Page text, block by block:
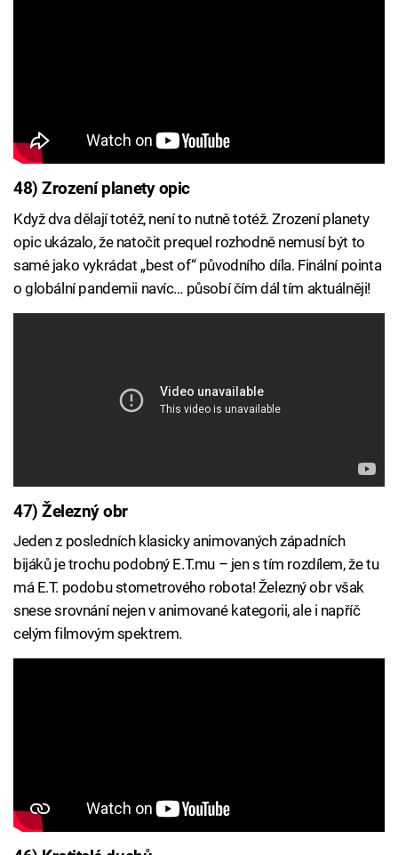
48) Zrození planety opic
Když dva dělají totéž, není to nutně totéž. Zrození planety
opic ukázalo, že natočit prequel rozhodně nemusí být to
samé jako vykrádat „best of“ původního díla. Finální pointa
o globální pandemii navíc… působí čím dál tím aktuálněji!
47) Železný obr
Jeden z posledních klasicky animovaných západních
bijáků je trochu podobný E.T.mu – jen s tím rozdílem, že tu
má E.T. podobu stometrového robota! Železný obr však
snese srovnání nejen v animované kategorii, ale i napříč
celým filmovým spektrem.